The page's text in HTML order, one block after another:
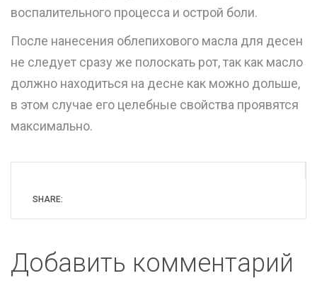
воспалительного процесса и острой боли.
После нанесения облепихового масла для десен
не следует сразу же полоскать рот, так как масло
должно находиться на десне как можно дольше,
в этом случае его целебные свойства проявятся
максимально.
SHARE:
Добавить комментарий